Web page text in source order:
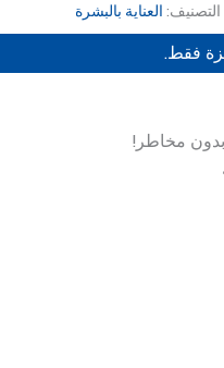
التصنيف: العناية بالبشرة
فقط.
مخاطر!